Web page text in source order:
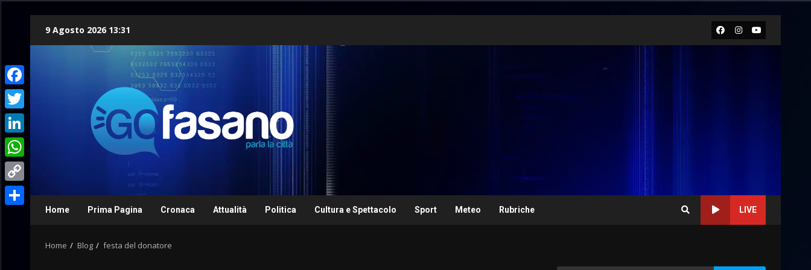
9 Agosto 2026 13:31 Facebook
Instagram
Youtube
Home Prima Pagina Cronaca Attualità Politica Cultura e Spettacolo Sport Meteo Rubriche LIVE
Home Blog festa del donatore
Facebook
Twitter
LinkedIn
WhatsApp
Copy